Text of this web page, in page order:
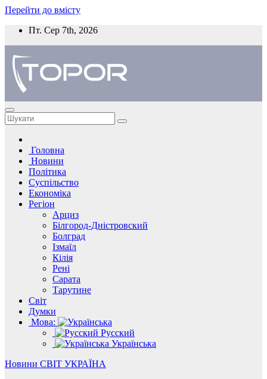
Перейти до вмісту
Пт. Сер 7th, 2026
Головна
Новини
Політика
Суспільство
Економіка
Регіон
Арциз
Білгород-Дністровский
Болград
Ізмаїл
Кілія
Рені
Сарата
Тарутине
Світ
Думки
Мова:
Русский
Українська
Новини СВІТ УКРАЇНА